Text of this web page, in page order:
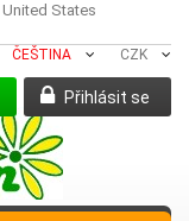
United States
Přihlásit se
CZK
ČEŠTINA